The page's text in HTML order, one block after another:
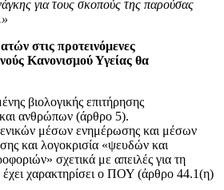
για τους σκοπούς της παρούσας
στις προτεινόμενες
Κανονισμού Υγείας θα
βιολογικής επιτήρησης
ανθρώπων (άρθρο 5).
μέσων ενημέρωσης και μέσων
και λογοκρισία «ψευδών και
σχετικά με απειλές για τη
έχει χαρακτηρίσει ο ΠΟΥ (άρθρο 44.1(η)